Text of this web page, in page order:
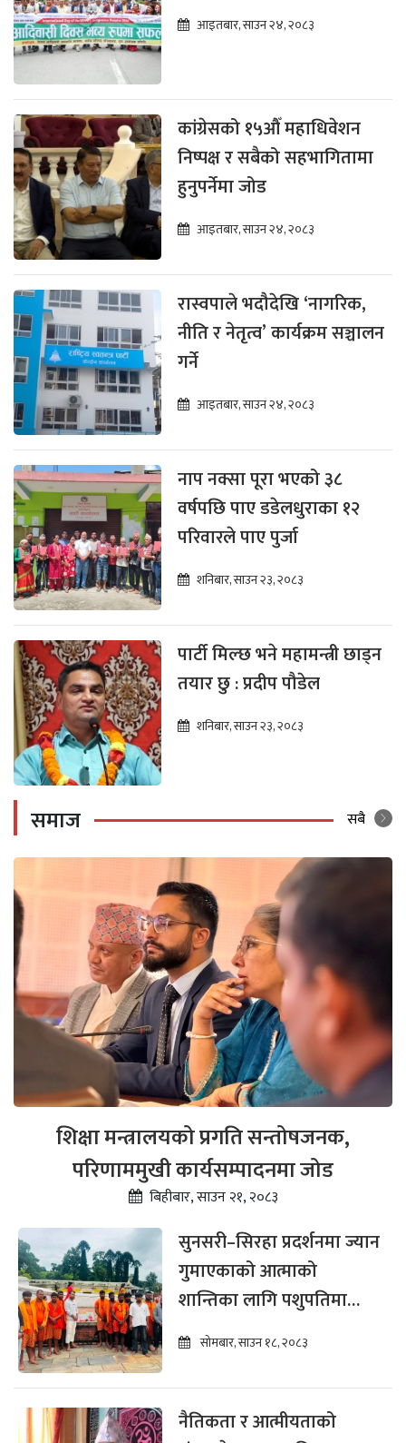
आइतबार, साउन २४, २०८३
कांग्रेसको १५औँ महाधिवेशन
निष्पक्ष र सबैको सहभागितामा
हुनुपर्नेमा जोड
आइतबार, साउन २४, २०८३
रास्वपाले भदौदेखि ‘नागरिक,
नीति र नेतृत्व’ कार्यक्रम सञ्चालन
गर्ने
आइतबार, साउन २४, २०८३
नाप नक्सा पूरा भएको ३८
वर्षपछि पाए डडेलधुराका १२
परिवारले पाए पुर्जा
शनिबार, साउन २३, २०८३
पार्टी मिल्छ भने महामन्त्री छाड्न
तयार छु : प्रदीप पौडेल
शनिबार, साउन २३, २०८३
समाज सबै
शिक्षा मन्त्रालयको प्रगति सन्तोषजनक,
परिणाममुखी कार्यसम्पादनमा जोड
बिहीबार, साउन २१, २०८३
सुनसरी–सिरहा प्रदर्शनमा ज्यान
गुमाएकाको आत्माको
शान्तिका लागि पशुपतिमा
काँवरीयाहरूको श्रद्धाञ्जलीसभा
सोमबार, साउन १८, २०८३
नैतिकता र आत्मीयताको